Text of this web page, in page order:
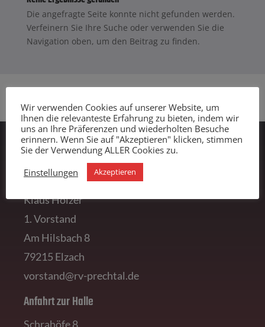
Die angefragte Seite konnte nicht gefunden werden.
Verfeinern Sie Ihre Suche oder verwenden Sie die
Navigation oben, um den Beitrag zu finden.
RVC Prechtal
Klaus Holzer
1. Vorstand
Am Hilsbach 8
79215 Elzach
vorstand@rv-prechtal.de
Anfahrt zur Halle
Schrahöfe 8
Wir verwenden Cookies auf unserer Website, um
Ihnen die relevanteste Erfahrung zu bieten, indem wir
uns an Ihre Präferenzen und wiederholten Besuche
erinnern. Wenn Sie auf "Akzeptieren" klicken, stimmen
Sie der Verwendung ALLER Cookies zu.
Einstellungen
Akzeptieren